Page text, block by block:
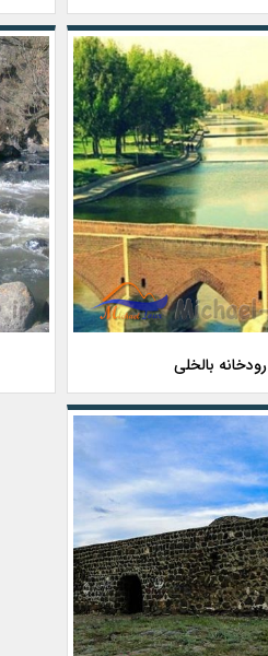
رودخانه بالخلی